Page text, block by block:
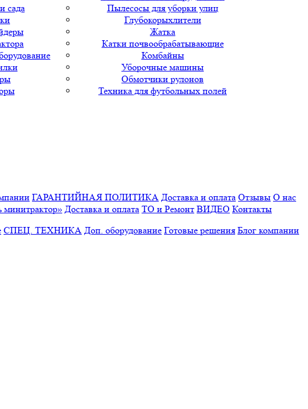
сада
Пылесосы для уборки улиц
Глубокорыхлители
Жатка
Катки почвообрабатывающие
Комбайны
Уборочные машины
Обмотчики рулонов
Техника для футбольных полей
ГАРАНТИЙНАЯ ПОЛИТИКА Доставка и оплата Отзывы О нас
минитрактор» Доставка и оплата ТО и Ремонт ВИДЕО Контакты
СПЕЦ. ТЕХНИКА Доп. оборудование Готовые решения Блог компании